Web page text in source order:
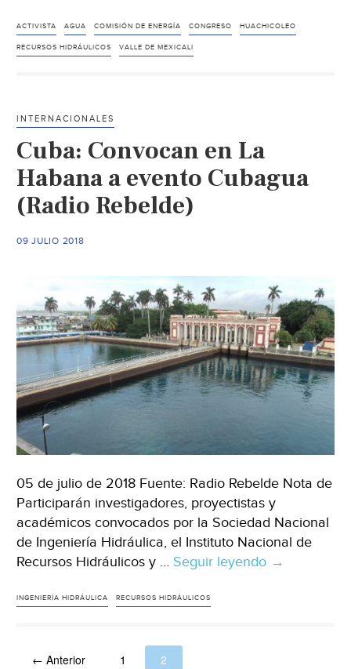
huachicoleo
de
valle,
dice
(AFN)
ACTIVISTA AGUA COMISIÓN DE ENERGÍA CONGRESO HUACHICOLEO
RECURSOS HIDRÁULICOS VALLE DE MEXICALI
INTERNACIONALES
Cuba: Convocan en La
Habana a evento Cubagua
(Radio Rebelde)
09 JULIO 2018
05 de julio de 2018 Fuente: Radio Rebelde Nota de
Participarán investigadores, proyectistas y
académicos convocados por la Sociedad Nacional
de Ingeniería Hidráulica, el Instituto Nacional de
Recursos Hidráulicos y … Seguir leyendo Cuba:
→
INGENIERÍA HIDRÁULICA RECURSOS HIDRÁULICOS
← Anterior 1 2